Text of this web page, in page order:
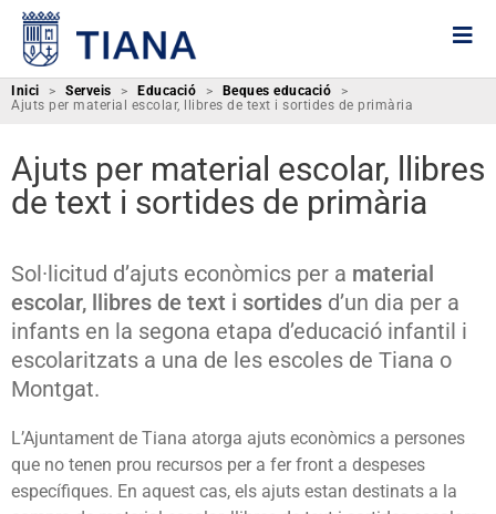
Inici > Serveis > Educació > Beques educació
>
Ajuts per material escolar, llibres de text i sortides de primària
Ajuts per material escolar, llibres
de text i sortides de primària
Sol·licitud d’ajuts econòmics per a material
escolar, llibres de text i sortides d’un dia per a
infants en la segona etapa d’educació infantil i
escolaritzats a una de les escoles de Tiana o
Montgat.
L’Ajuntament de Tiana atorga ajuts econòmics a persones
que no tenen prou recursos per a fer front a despeses
específiques. En aquest cas, els ajuts estan destinats a la